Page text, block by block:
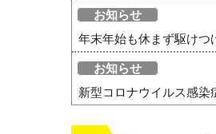
お知らせ
年末年始も休まず駆けつ
お知らせ
新型コロナウイルス感染